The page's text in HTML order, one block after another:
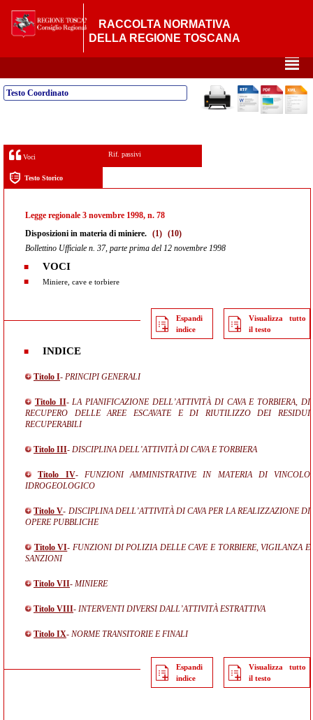
RACCOLTA NORMATIVA
DELLA REGIONE TOSCANA
²
Testo Coordinato
Voci Rif. passivi
Testo Storico
Legge regionale 3 novembre 1998, n. 78
Disposizioni in materia di miniere. (1) (10)
Bollettino Ufficiale n. 37, parte prima del 12 novembre 1998
VOCI
Miniere, cave e torbiere
Espandi
indice
Visualizza tutto
il testo
INDICE
Titolo I- PRINCIPI GENERALI
Titolo II- LA PIANIFICAZIONE DELL’ATTIVITÀ DI CAVA E TORBIERA, DI
RECUPERO DELLE AREE ESCAVATE E DI RIUTILIZZO DEI RESIDUI
RECUPERABILI
Titolo III- DISCIPLINA DELL’ATTIVITÀ DI CAVA E TORBIERA
Titolo IV- FUNZIONI AMMINISTRATIVE IN MATERIA DI VINCOLO
IDROGEOLOGICO
Titolo V- DISCIPLINA DELL’ATTIVITÀ DI CAVA PER LA REALIZZAZIONE DI
OPERE PUBBLICHE
Titolo VI- FUNZIONI DI POLIZIA DELLE CAVE E TORBIERE, VIGILANZA E
SANZIONI
Titolo VII- MINIERE
Titolo VIII- INTERVENTI DIVERSI DALL’ATTIVITÀ ESTRATTIVA
Titolo IX- NORME TRANSITORIE E FINALI
Espandi
indice
Visualizza tutto
il testo